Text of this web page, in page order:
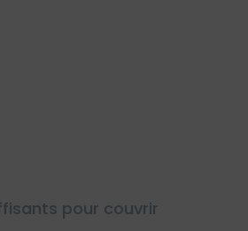
pour couvrir